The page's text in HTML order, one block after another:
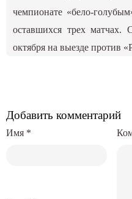
чемпионате «бело-
оставшихся трех матчах.
октября на выезде против
Добавить комментарий
Имя *